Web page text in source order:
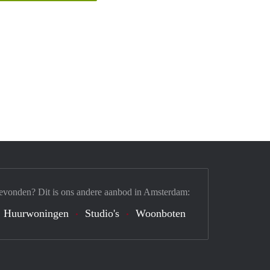
Dit is ons andere aanbod in Amsterdam:
Huurwoningen Studio's Woonboten